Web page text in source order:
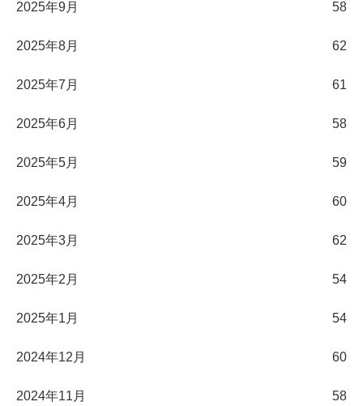
2025年9月 58
2025年8月 62
2025年7月 61
2025年6月 58
2025年5月 59
2025年4月 60
2025年3月 62
2025年2月 54
2025年1月 54
2024年12月 60
2024年11月 58